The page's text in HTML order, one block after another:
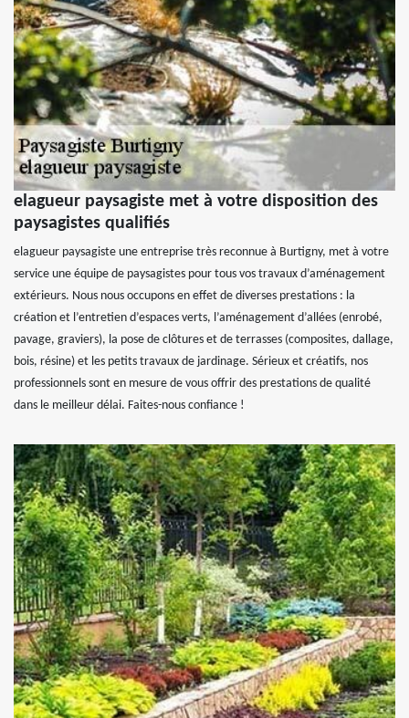
elagueur paysagiste met à votre disposition des
paysagistes qualifiés
elagueur paysagiste une entreprise très reconnue à Burtigny, met à votre
service une équipe de paysagistes pour tous vos travaux d’aménagement
extérieurs. Nous nous occupons en effet de diverses prestations : la
création et l’entretien d’espaces verts, l’aménagement d’allées (enrobé,
pavage, graviers), la pose de clôtures et de terrasses (composites, dallage,
bois, résine) et les petits travaux de jardinage. Sérieux et créatifs, nos
professionnels sont en mesure de vous offrir des prestations de qualité
dans le meilleur délai. Faites-nous confiance !